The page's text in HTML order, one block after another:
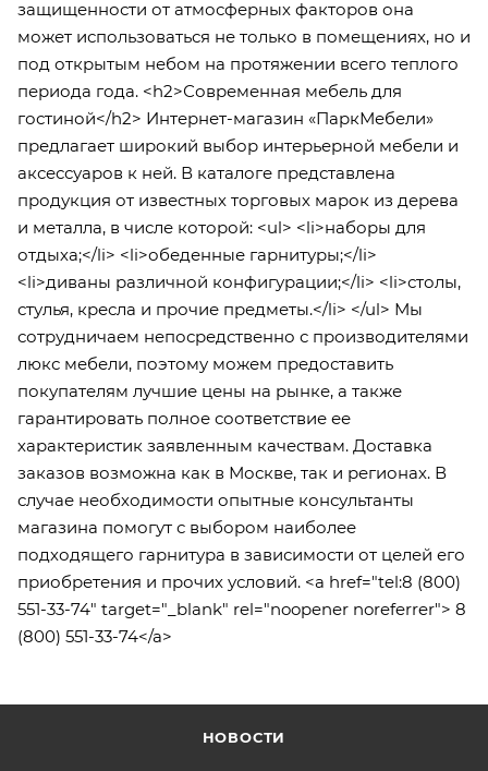
защищенности от атмосферных факторов она
может использоваться не только в помещениях, но и
под открытым небом на протяжении всего теплого
периода года. <h2>Современная мебель для
гостиной</h2> Интернет-магазин «ПаркМебели»
предлагает широкий выбор интерьерной мебели и
аксессуаров к ней. В каталоге представлена
продукция от известных торговых марок из дерева
и металла, в числе которой: <ul> <li>наборы для
отдыха;</li> <li>обеденные гарнитуры;</li>
<li>диваны различной конфигурации;</li> <li>столы,
стулья, кресла и прочие предметы.</li> </ul> Мы
сотрудничаем непосредственно с производителями
люкс мебели, поэтому можем предоставить
покупателям лучшие цены на рынке, а также
гарантировать полное соответствие ее
характеристик заявленным качествам. Доставка
заказов возможна как в Москве, так и регионах. В
случае необходимости опытные консультанты
магазина помогут с выбором наиболее
подходящего гарнитура в зависимости от целей его
приобретения и прочих условий. <a href="tel:8 (800)
551-33-74" target="_blank" rel="noopener noreferrer"> 8
(800) 551-33-74</a>
НОВОСТИ